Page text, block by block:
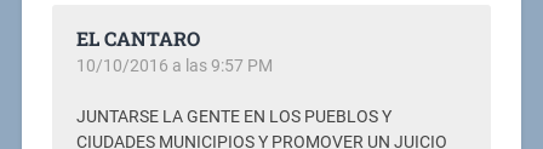
EL CANTARO
10/10/2016 a las 9:57 PM
JUNTARSE LA GENTE EN LOS PUEBLOS Y
CIUDADES MUNICIPIOS Y PROMOVER UN JUICIO